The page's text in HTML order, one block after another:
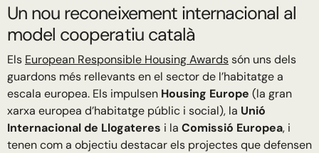
Un nou reconeixement internacional al
model cooperatiu català
Els European Responsible Housing Awardssón uns dels
guardons més rellevants en el sector de l’habitatge a
escala europea. Els impulsen Housing Europe (la gran
xarxa europea d’habitatge públic i social), la Unió
Internacional de Llogateres i la Comissió Europea, i
tenen com a objectiu destacar els projectes que defensen